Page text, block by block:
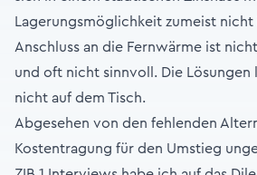
Lagerungsmöglichkeit zumeist nicht
Anschluss an die Fernwärme ist
und oft nicht sinnvoll. Die Lösungen
nicht auf dem Tisch.
Abgesehen von den fehlenden
Kostentragung für den Umstieg